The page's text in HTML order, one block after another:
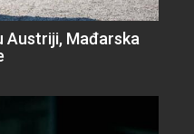
Austriji, Mađarska